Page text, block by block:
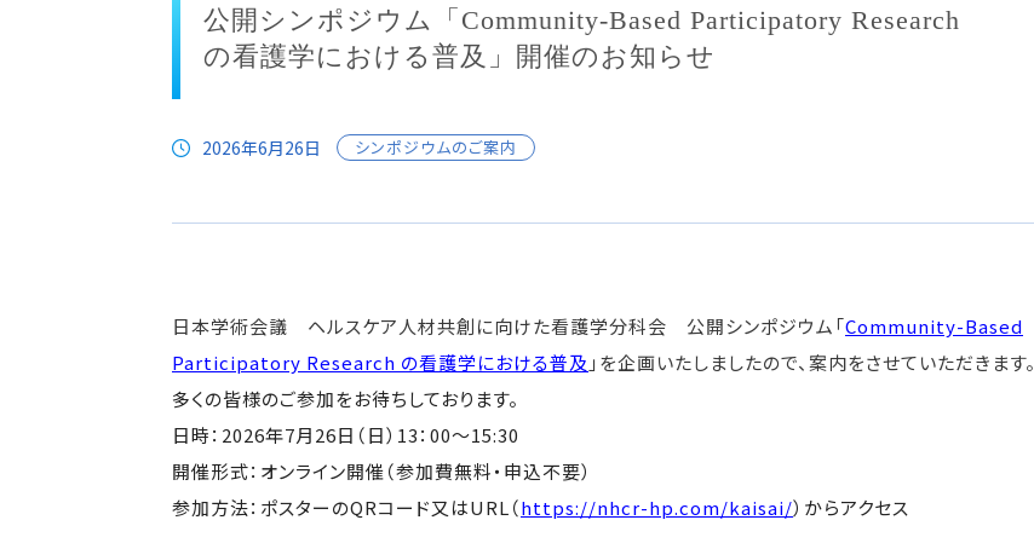
公開シンポジウム「Community-Based Participatory Research
の看護学における普及」開催のお知らせ
2026年6月26日 シンポジウムのご案内
日本学術会議 ヘルスケア人材共創に向けた看護学分科会 公開シンポジウム「Community-Based
Participatory Research の看護学における普及 」を企画いたしましたので、案内をさせていただきます。
多くの皆様のご参加をお待ちしております。
日時：2026年7月26日（日）13：00～15:30
開催形式：オンライン開催（参加費無料・申込不要）
参加方法：ポスターのQRコード又はURL（https://nhcr-hp.com/kaisai/）からアクセス